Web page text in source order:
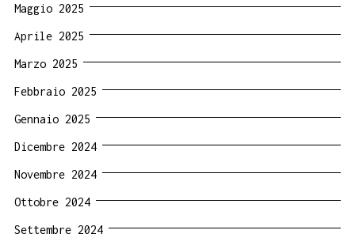
Maggio 2025
Aprile 2025
Marzo 2025
Febbraio 2025
Gennaio 2025
Dicembre 2024
Novembre 2024
Ottobre 2024
Settembre 2024